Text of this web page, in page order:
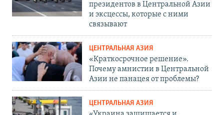
президентов в Центральной Азии
и эксцессы, которые с ними
связывают
ЦЕНТРАЛЬНАЯ АЗИЯ
«Краткосрочное решение».
Почему амнистии в Центральной
Азии не панацея от проблемы?
ЦЕНТРАЛЬНАЯ АЗИЯ